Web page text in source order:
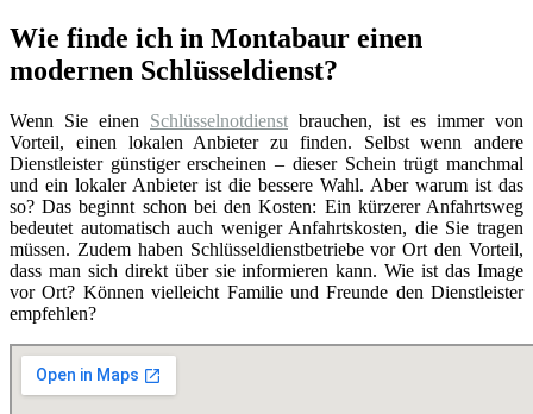
Wie finde ich in Montabaur einen
modernen Schlüsseldienst?
Wenn Sie einen Schlüsselnotdienst brauchen, ist es immer von
Vorteil, einen lokalen Anbieter zu finden. Selbst wenn andere
Dienstleister günstiger erscheinen – dieser Schein trügt manchmal
und ein lokaler Anbieter ist die bessere Wahl. Aber warum ist das
so? Das beginnt schon bei den Kosten: Ein kürzerer Anfahrtsweg
bedeutet automatisch auch weniger Anfahrtskosten, die Sie tragen
müssen. Zudem haben Schlüsseldienstbetriebe vor Ort den Vorteil,
dass man sich direkt über sie informieren kann. Wie ist das Image
vor Ort? Können vielleicht Familie und Freunde den Dienstleister
empfehlen?